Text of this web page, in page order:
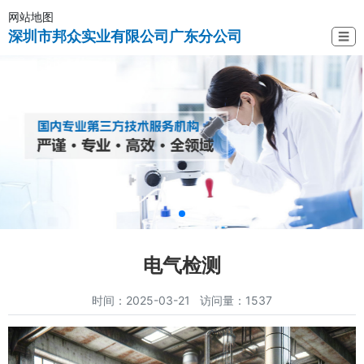
网站地图
深圳市邦众实业有限公司广东分公司 ☰
电气检测
时间：2025-03-21 访问量：1537